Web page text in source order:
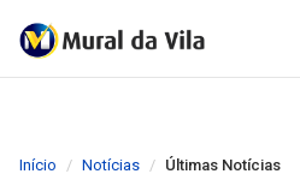
Início Notícias Últimas Notícias